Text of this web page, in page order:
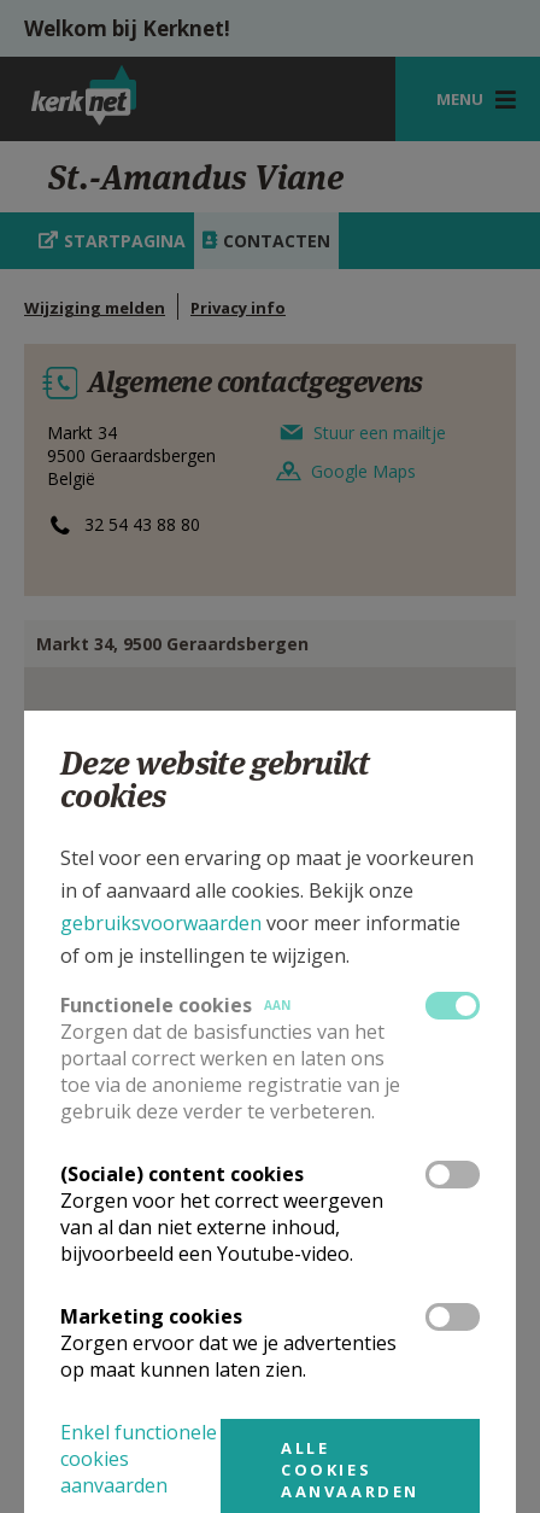
Overslaan en naar de inhoud gaan
Welkom bij Kerknet!
MENU
STARTPAGINA
KERK
VIERINGEN
SHOP
ZOEKEN
HULP
MIJN PAROCHIE
AANMELDEN OF REGISTREREN
St.-Amandus Viane
STARTPAGINA CONTACTEN
Wijziging melden Privacy info
Algemene contactgegevens
Markt 34
9500 Geraardsbergen
België
32 54 43 88 80
Stuur een mailtje
Google Maps
Markt 34, 9500 Geraardsbergen
Pastoor
Kasteelstraat 18
9620 Zottegem
32 476 422 271
Google Maps
Organisatiestructuur
Niet gevonden wat je zocht? Hier vind je links naar de
Deze website gebruikt
cookies
Stel voor een ervaring op maat je voorkeuren
in of aanvaard alle cookies. Bekijk onze
gebruiksvoorwaarden voor meer informatie
of om je instellingen te wijzigen.
Functionele cookies
AAN
Zorgen dat de basisfuncties van het
portaal correct werken en laten ons
toe via de anonieme registratie van je
gebruik deze verder te verbeteren.
(Sociale) content cookies
Zorgen voor het correct weergeven
van al dan niet externe inhoud,
bijvoorbeeld een Youtube-video.
Marketing cookies
Zorgen ervoor dat we je advertenties
op maat kunnen laten zien.
Enkel functionele
cookies
aanvaarden
ALLE
COOKIES
AANVAARDEN